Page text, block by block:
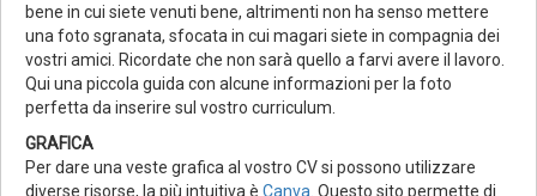
bene in cui siete venuti bene, altrimenti non ha senso mettere
una foto sgranata, sfocata in cui magari siete in compagnia dei
vostri amici. Ricordate che non sarà quello a farvi avere il lavoro.
Qui una piccola guida con alcune informazioni per la foto
perfetta da inserire sul vostro curriculum.
GRAFICA
Per dare una veste grafica al vostro CV si possono utilizzare
diverse risorse, la più intuitiva è Canva. Questo sito permette di